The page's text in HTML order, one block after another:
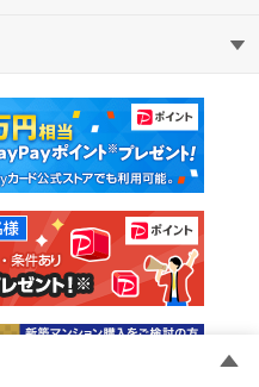
中古マンション
中古一戸建て
土地
教えて！住まいの先生